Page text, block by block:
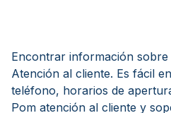
Encontrar información sobre
Atención al cliente. Es fácil
teléfono, horarios de
Pom atención al cliente y